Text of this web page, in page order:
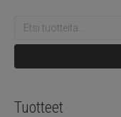
Etsi:
Tuotteet